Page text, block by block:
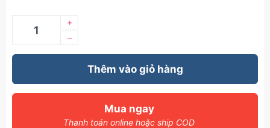
–
+
Thêm vào giỏ hàng
Mua ngay
Thanh toán online hoặc ship COD